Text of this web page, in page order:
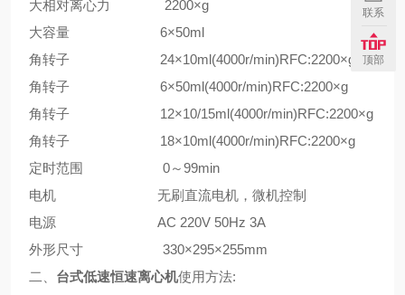
大相对离心力 2200×g
大容量 6×50ml
角转子 24×10ml(4000r/min)RFC:2200×g
角转子 6×50ml(4000r/min)RFC:2200×g
角转子 12×10/15ml(4000r/min)RFC:2200×g
角转子 18×10ml(4000r/min)RFC:2200×g
定时范围 0～99min
电机 无刷直流电机，微机控制
电源 AC 220V 50Hz 3A
外形尺寸 330×295×255mm
二、 台式低速恒速离心机使用方法:
联系
顶部